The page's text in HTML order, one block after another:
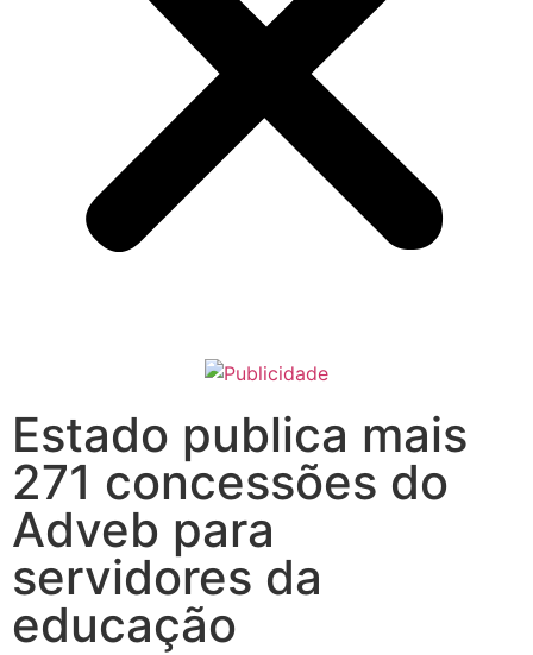
Estado publica mais
271 concessões do
Adveb para
servidores da
educação